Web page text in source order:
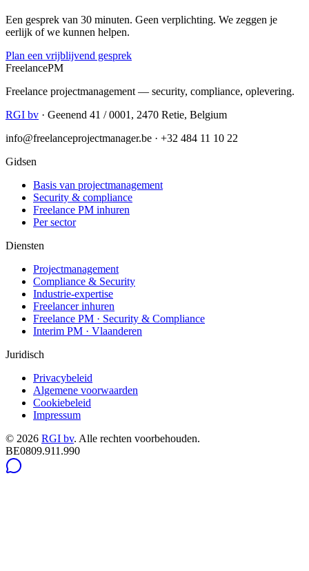
Een gesprek van 30 minuten. Geen verplichting. We zeggen je
eerlijk of we kunnen helpen.
Plan een vrijblijvend gesprek
FreelancePM
Freelance projectmanagement — security, compliance, oplevering.
RGI bv · Geenend 41 / 0001, 2470 Retie, Belgium
info@freelanceprojectmanager.be · +32 484 11 10 22
Gidsen
Basis van projectmanagement
Security & compliance
Freelance PM inhuren
Per sector
Diensten
Projectmanagement
Compliance & Security
Industrie-expertise
Freelancer inhuren
Freelance PM · Security & Compliance
Interim PM · Vlaanderen
Juridisch
Privacybeleid
Algemene voorwaarden
Cookiebeleid
Impressum
© 2026 RGI bv. Alle rechten voorbehouden.
BE0809.911.990